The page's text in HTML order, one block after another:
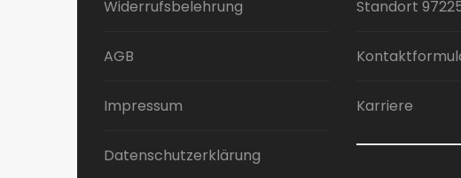
Widerrufsbelehrung
AGB
Impressum
Datenschutzerklärung
Standort
Karriere